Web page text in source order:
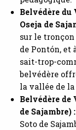
Belvédère du
Oseja de
sur le tronçon
de Pontón, et
sait-trop-
belvédère
la vallée de
Belvédère de
de Sajambre) :
Soto de